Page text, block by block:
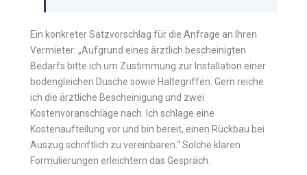
Ein konkreter Satzvorschlag für die Anfrage an Ihren
Vermieter: „Aufgrund eines ärztlich bescheinigten
Bedarfs bitte ich um Zustimmung zur Installation einer
bodengleichen Dusche sowie Haltegriffen. Gern reiche
ich die ärztliche Bescheinigung und zwei
Kostenvoranschläge nach. Ich schlage eine
Kostenaufteilung vor und bin bereit, einen Rückbau bei
Auszug schriftlich zu vereinbaren.“ Solche klaren
Formulierungen erleichtern das Gespräch.